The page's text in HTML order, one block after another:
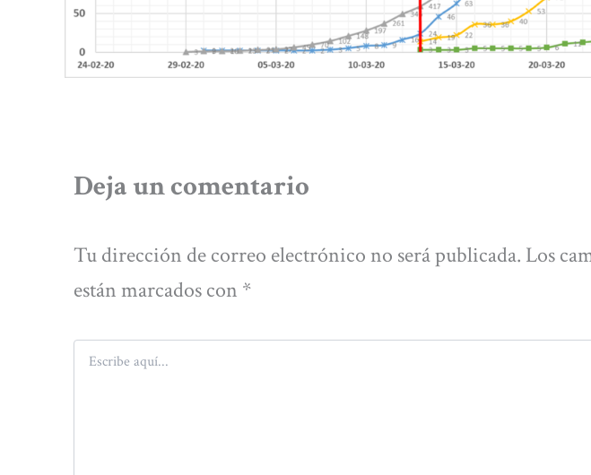
Deja un comentario
Tu dirección de correo electrónico no será publicada. Los
están marcados con *
Escribe
aquí...